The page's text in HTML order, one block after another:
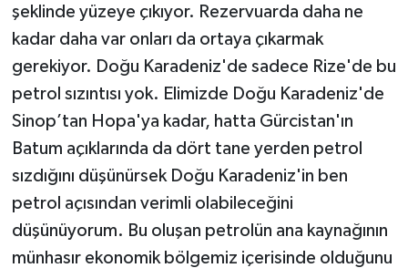
şeklinde yüzeye çıkıyor. Rezervuarda daha ne
kadar daha var onları da ortaya çıkarmak
gerekiyor. Doğu Karadeniz'de sadece Rize'de bu
petrol sızıntısı yok. Elimizde Doğu Karadeniz'de
Sinop’tan Hopa'ya kadar, hatta Gürcistan'ın
Batum açıklarında da dört tane yerden petrol
sızdığını düşünürsek Doğu Karadeniz'in ben
petrol açısından verimli olabileceğini
düşünüyorum. Bu oluşan petrolün ana kaynağının
münhasır ekonomik bölgemiz içerisinde olduğunu